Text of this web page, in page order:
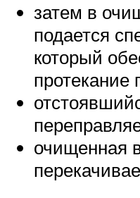
затем в
подается
который
протекание
очищенная